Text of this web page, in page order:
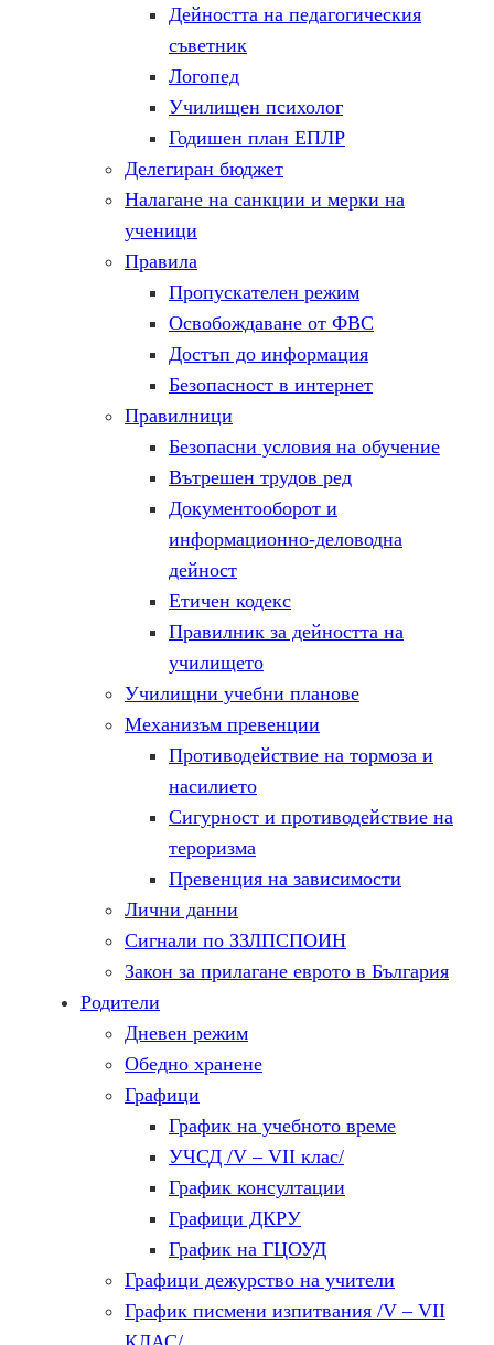
Дейността на педагогическия
съветник
Логопед
Училищен психолог
Годишен план ЕПЛР
Делегиран бюджет
Налагане на санкции и мерки на
ученици
Правила
Пропускателен режим
Освобождаване от ФВС
Достъп до информация
Безопасност в интернет
Правилници
Безопасни условия на обучение
Вътрешен трудов ред
Документооборот и
информационно-деловодна
дейност
Етичен кодекс
Правилник за дейността на
училището
Училищни учебни планове
Механизъм превенции
Противодействие на тормоза и
насилието
Сигурност и противодействие на
тероризма
Превенция на зависимости
Лични данни
Сигнали по ЗЗЛПСПОИН
Закон за прилагане еврото в България
Родители
Дневен режим
Обедно хранене
Графици
График на учебното време
УЧСД /V – VII клас/
График консултации
Графици ДКРУ
График на ГЦОУД
Графици дежурство на учители
График писмени изпитвания /V – VII